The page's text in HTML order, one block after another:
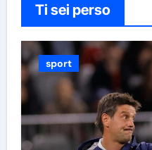
Ti sei perso
sport